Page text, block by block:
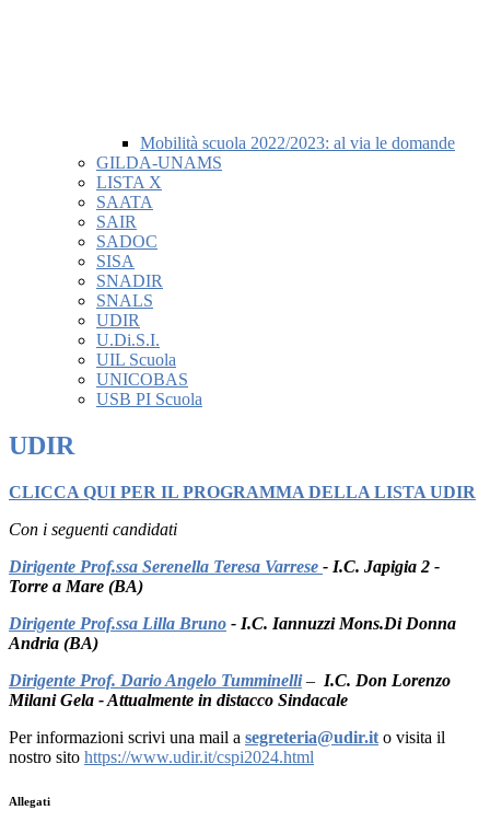
Mobilità scuola 2022/2023: al via le domande
GILDA-UNAMS
LISTA X
SAATA
SAIR
SADOC
SISA
SNADIR
SNALS
UDIR
U.Di.S.I.
UIL Scuola
UNICOBAS
USB PI Scuola
UDIR
CLICCA QUI PER IL PROGRAMMA DELLA LISTA UDIR
Con i seguenti candidati
Dirigente Prof.ssa Serenella Teresa Varrese - I.C. Japigia 2 -
Torre a Mare (BA)
Dirigente Prof.ssa Lilla Bruno - I.C. Iannuzzi Mons.Di Donna
Andria (BA)
Dirigente Prof. Dario Angelo Tumminelli– I.C. Don Lorenzo
Milani Gela - Attualmente in distacco Sindacale
Per informazioni scrivi una mail a segreteria@udir.it o visita il
nostro sito https://www.udir.it/cspi2024.html
Allegati